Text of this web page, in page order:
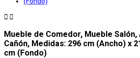
 
Mueble de Comedor, Mueble
Cañón, Medidas: 296 cm (Ancho) x
cm (Fondo)